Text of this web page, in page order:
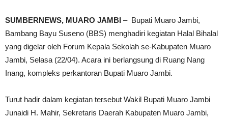
SUMBERNEWS, MUARO JAMBI – Bupati Muaro Jambi,
Bambang Bayu Suseno (BBS) menghadiri kegiatan Halal Bihalal
yang digelar oleh Forum Kepala Sekolah se-Kabupaten Muaro
Jambi, Selasa (22/04). Acara ini berlangsung di Ruang Nang
Inang, kompleks perkantoran Bupati Muaro Jambi.
Turut hadir dalam kegiatan tersebut Wakil Bupati Muaro Jambi
Junaidi H. Mahir, Sekretaris Daerah Kabupaten Muaro Jambi,